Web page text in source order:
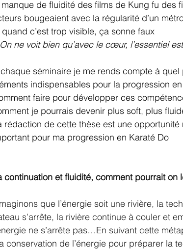
manque de fluidité des films de Kung fu des
bougeaient avec la régularité d’un
c’est trop visible, ça sonne faux
On ne voit bien qu’avec le cœur, l’essentiel
séminaire je me rends compte à
indispensables pour la progression
faire pour développer ces
je pourrais devenir plus soft, plus
rédaction de cette thèse est une
pour ma progression en Karaté Do
continuation et fluidité, comment pourrait on
que l’énergie soit une rivière, la
s’arrête, la rivière continue à couler et
ne s’arrête pas…En suivant cette
conservation de l’énergie pour préparer la